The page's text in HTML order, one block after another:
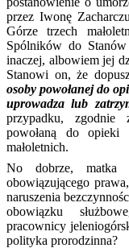
przez Iwonę
Górze trzech
Spólników do
inaczej, albowiem jej
Stanowi on, że
osoby powołanej do
uprowadza lub
przypadku, zgodnie
powołaną do opieki
małoletnich.
No dobrze, matka
obowiązującego
naruszenia
obowiązku
pracownicy
polityka prorodzinna?